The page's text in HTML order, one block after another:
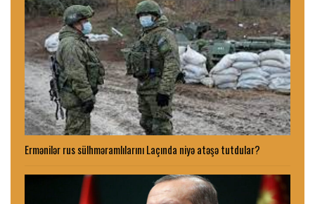
Ermənilər rus sülhməramlılarını Laçında niyə atəşə tutdular?